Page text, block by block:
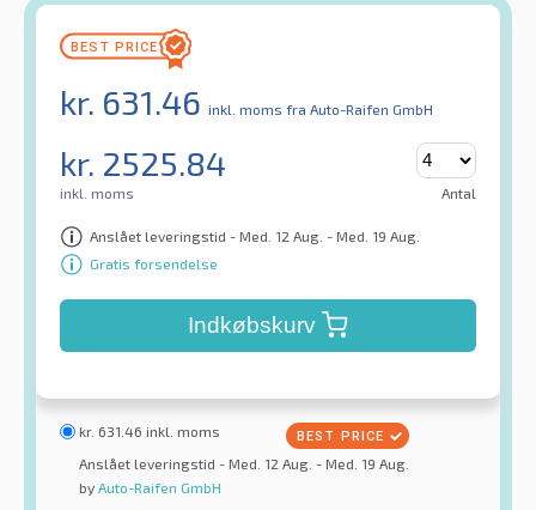
kr. 631.46 inkl. moms fra Auto-Raifen GmbH
kr. 2525.84
inkl. moms Antal
Anslået leveringstid - Med. 12 Aug. - Med. 19 Aug.
Gratis forsendelse
Indkøbskurv
kr. 631.46 inkl. moms
Anslået leveringstid - Med. 12 Aug. - Med. 19 Aug.
by Auto-Raifen GmbH